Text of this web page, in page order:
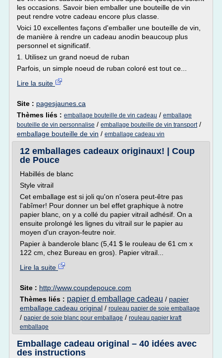
les occasions. Savoir bien emballer une bouteille de vin
peut rendre votre cadeau encore plus classe.
Voici 10 excellentes façons d'emballer une bouteille de vin,
de manière à rendre un cadeau anodin beaucoup plus
personnel et significatif.
1. Utilisez un grand noeud de ruban
Parfois, un simple noeud de ruban coloré est tout ce...
Lire la suite
Site : pagesjaunes.ca
Thèmes liés : emballage bouteille de vin cadeau / emballage
bouteille de vin personnalise / emballage bouteille de vin transport/
emballage bouteille de vin / emballage cadeau vin
12 emballages cadeaux originaux! | Coup
de Pouce
Habillés de blanc
Style vitrail
Cet emballage est si joli qu'on n'osera peut-être pas
l'abîmer! Pour donner un bel effet graphique à notre
papier blanc, on y a collé du papier vitrail adhésif. On a
ensuite prolongé les lignes du vitrail sur le papier au
moyen d'un crayon-feutre noir.
Papier à banderole blanc (5,41 $ le rouleau de 61 cm x
122 cm, chez Bureau en gros). Papier vitrail...
Lire la suite
Site : http://www.coupdepouce.com
Thèmes liés : papier d emballage cadeau / papier
emballage cadeau original / rouleau papier de soie emballage
/ papier de soie blanc pour emballage / rouleau papier kraft
emballage
Emballage cadeau original – 40 idées avec
des instructions